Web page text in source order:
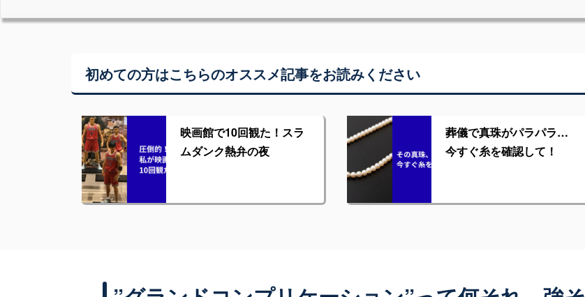
初めての方はこちらのオススメ記事をお読みください
映画館で10回観た！スラ
ムダンク熱弁の夜
葬儀で真珠がパラパラ…
今すぐ糸を確認して！